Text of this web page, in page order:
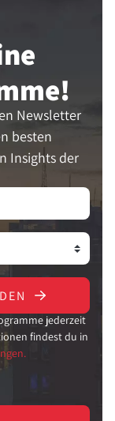
Newsletter
besten
Insights der
jederzeit
findest du in